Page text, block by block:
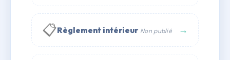
📋Règlement intérieur Non publié →